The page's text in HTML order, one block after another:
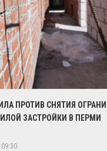
ПРОТИВ СНЯТИЯ
ЗАСТРОЙКИ В ПЕРМИ
09:30